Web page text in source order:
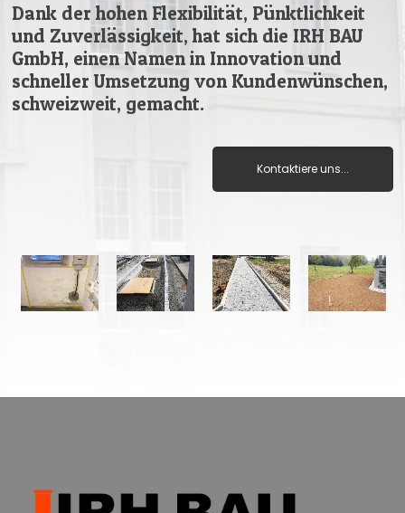
Dank der hohen Flexibilität, Pünktlichkeit
und Zuverlässigkeit, hat sich die IRH BAU
GmbH, einen Namen in Innovation und
schneller Umsetzung von Kundenwünschen,
schweizweit, gemacht.
Kontaktiere uns...